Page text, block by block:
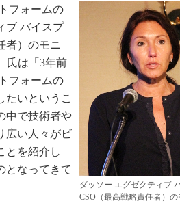
ダッソー エグゼクティブ
CSO（最高戦略責任者）
フォームの
ブ バイスプ
者）のモニ
氏は「3年前
フォームの
たいというこ
中で技術者や
広い人々がビ
とを紹介し
となってきて